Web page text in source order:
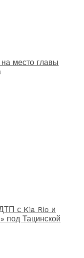
место главы
с Kia Rio и
под Тацинской